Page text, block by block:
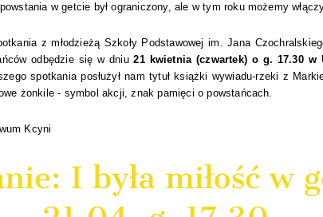
w getcie był ograniczony, ale w tym roku możemy
z młodzieżą Szkoły Podstawowej im. Jana
odbędzie się w dniu21 kwietnia (czwartek) o g. 17.30
spotkania posłużył nam tytuł książki wywiadu-rzeki z
żonkile - symbol akcji, znak pamięci o powstańcach.
Kcyni